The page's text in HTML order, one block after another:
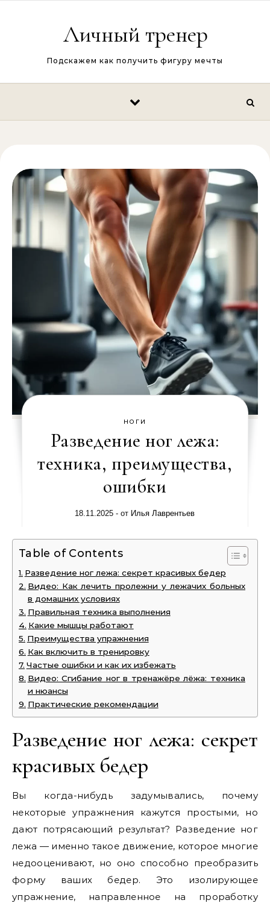
Личный тренер
Подскажем как получить фигуру мечты
НОГИ
Разведение ног лежа:
техника, преимущества,
ошибки
18.11.2025 - от Илья Лаврентьев
Table of Contents
Разведение ног лежа: секрет красивых бедер
Видео: Как лечить пролежни у лежачих больных
в домашних условиях
Правильная техника выполнения
Какие мышцы работают
Преимущества упражнения
Как включить в тренировку
Частые ошибки и как их избежать
Видео: Сгибание ног в тренажёре лёжа: техника
и нюансы
Практические рекомендации
Разведение ног лежа: секрет
красивых бедер
Вы когда-нибудь задумывались, почему
некоторые упражнения кажутся простыми, но
дают потрясающий результат? Разведение ног
лежа — именно такое движение, которое многие
недооценивают, но оно способно преобразить
форму ваших бедер. Это изолирующее
упражнение, направленное на проработку